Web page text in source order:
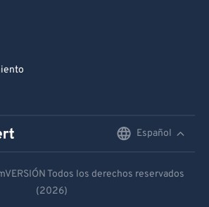
Español
Español
Todos los derechos reservados
(2026)